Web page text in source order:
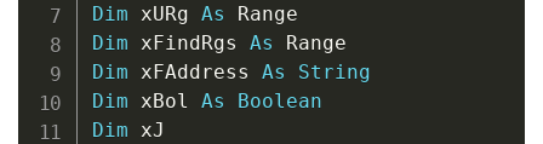
Dim xURg As
Dim xFindRgs As
Dim xFAddress As
String
Dim xBol As
Boolean
Dim xJ